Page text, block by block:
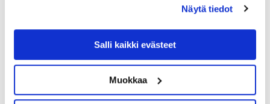
Näytä tiedot
Salli kaikki evästeet
Muokkaa